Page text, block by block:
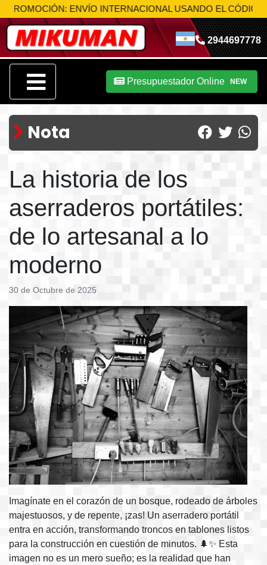
ENVÍO INTERNACIONAL USANDO EL CÓDIGOMIK-
2944697778
Presupuestador Online NEW
Nota
La historia de los
aserraderos portátiles:
de lo artesanal a lo
moderno
30 de Octubre de 2025
Imagínate en el corazón de un bosque, rodeado de árboles
majestuosos, y de repente, ¡zas! Un aserradero portátil
entra en acción, transformando troncos en tablones listos
para la construcción en cuestión de minutos. 🌲✨ Esta
imagen no es un mero sueño; es la realidad que han